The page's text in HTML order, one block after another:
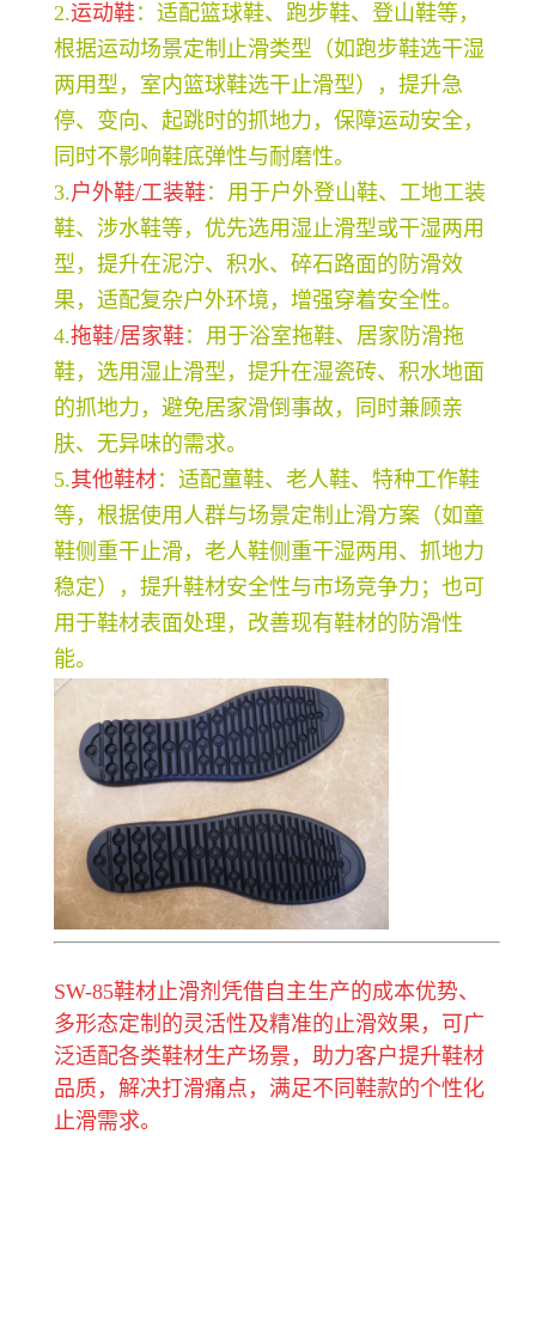
2.运动鞋 ：适配篮球鞋、跑步鞋、登山鞋等，
根据运动场景定制止滑类型（如跑步鞋选干湿
两用型，室内篮球鞋选干止滑型），提升急
停、变向、起跳时的抓地力，保障运动安全，
同时不影响鞋底弹性与耐磨性。
3.户外鞋/工装鞋 ：用于户外登山鞋、工地工装
鞋、涉水鞋等，优先选用湿止滑型或干湿两用
型，提升在泥泞、积水、碎石路面的防滑效
果，适配复杂户外环境，增强穿着安全性。
4.拖鞋/居家鞋 ：用于浴室拖鞋、居家防滑拖
鞋，选用湿止滑型，提升在湿瓷砖、积水地面
的抓地力，避免居家滑倒事故，同时兼顾亲
肤、无异味的需求。
5.其他鞋材：适配童鞋、老人鞋、特种工作鞋
等，根据使用人群与场景定制止滑方案（如童
鞋侧重干止滑，老人鞋侧重干湿两用、抓地力
稳定），提升鞋材安全性与市场竞争力；也可
用于鞋材表面处理，改善现有鞋材的防滑性
能。
SW-85鞋材止滑剂凭借自主生产的成本优势、
多形态定制的灵活性及精准的止滑效果，可广
泛适配各类鞋材生产场景，助力客户提升鞋材
品质，解决打滑痛点，满足不同鞋款的个性化
止滑需求。